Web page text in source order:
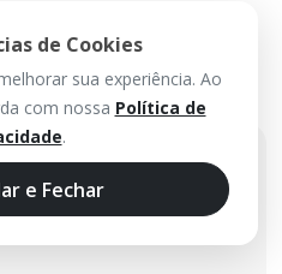
de Cookies
sua experiência. Ao
com nossa Política de
.
e Fechar